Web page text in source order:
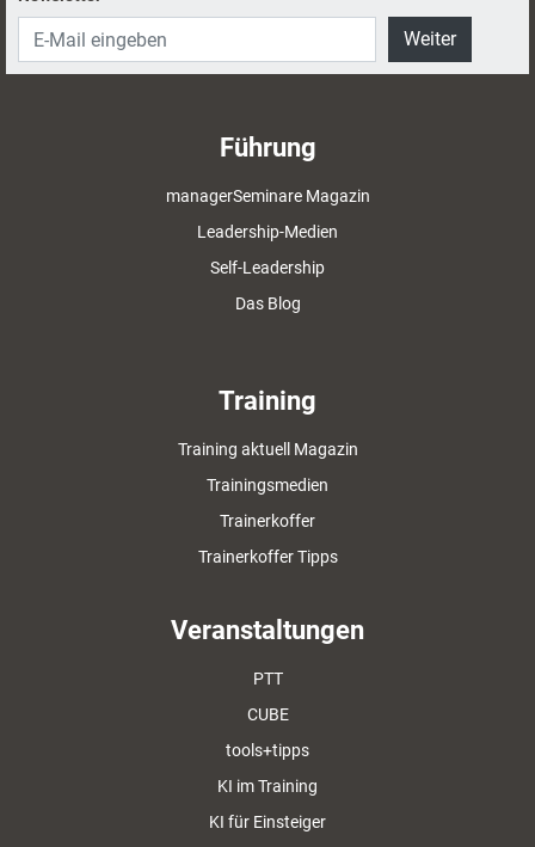
Weiter
Führung
managerSeminare Magazin
Leadership-Medien
Self-Leadership
Das Blog
Training
Training aktuell Magazin
Trainingsmedien
Trainerkoffer
Trainerkoffer Tipps
Veranstaltungen
PTT
CUBE
tools+tipps
KI im Training
KI für Einsteiger